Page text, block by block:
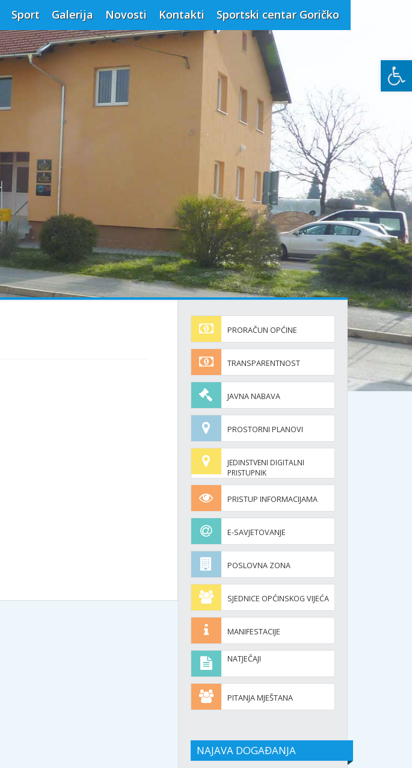
Sport Galerija Novosti Kontakti Sportski centar Goričko
PRORAČUN OPĆINE
TRANSPARENTNOST
JAVNA NABAVA
PROSTORNI PLANOVI
JEDINSTVENI DIGITALNI
PRISTUPNIK
PRISTUP INFORMACIJAMA
E-SAVJETOVANJE
POSLOVNA ZONA
SJEDNICE OPĆINSKOG VIJEĆA
MANIFESTACIJE
NATJEČAJI
PITANJA MJEŠTANA
NAJAVA DOGAĐANJA